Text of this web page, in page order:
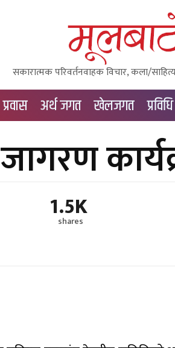
सकारात्मक परिवर्तनवाहक विचार, कला/
प्रवास अर्थ जगत खेलजगत प्रविधि
1.5K
shares